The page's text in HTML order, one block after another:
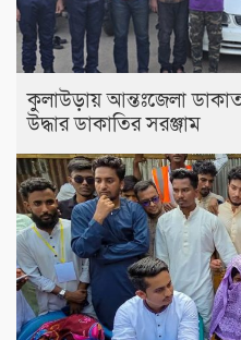
কুলাউড়ায় আন্তঃজেলা
উদ্ধার ডাকাতির সরঞ্জাম